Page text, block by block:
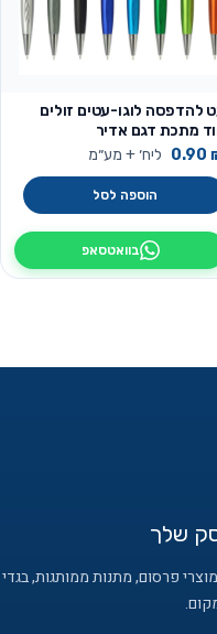
להדפסה לוגו-עטים זולים
מתכת דגם אדיר
0.90 ליח׳ + מע״מ
הוספה לסל
בוואטסאפ
שלך
פרסום, מתנות ממותגות, בגדי